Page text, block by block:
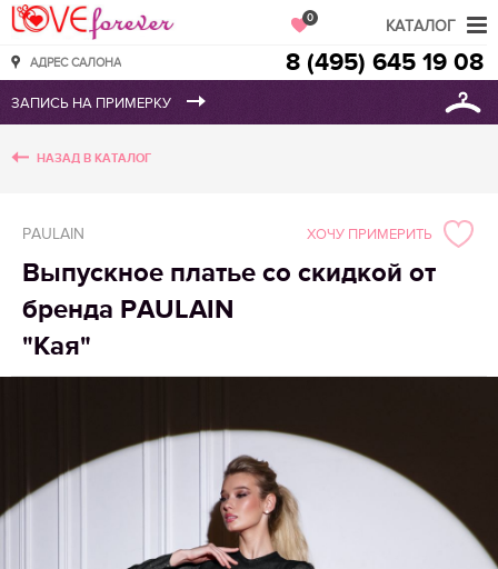
Love Forever
АДРЕС САЛОНА
0
8 (495) 645 19 08
НАЗАД В КАТАЛОГ
PAULAIN
Выпускное платье со скидкой от
бренда PAULAIN
"Кая"
ХОЧУ ПРИМЕРИТЬ
КАТАЛОГ